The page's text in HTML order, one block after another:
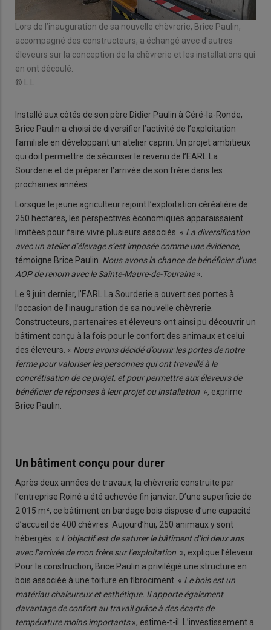
Lors de l’inauguration de sa nouvelle chèvrerie, Brice Paulin,
accompagné des constructeurs, a échangé avec d'autres
éleveurs sur la conception de la chèvrerie et les installations qui
en ont découlé.
© L.L
Installé aux côtés de son père Didier Paulin à Céré-la-Ronde,
Brice Paulin a choisi de diversifier l’activité de l’exploitation
familiale en développant un atelier caprin. Un projet ambitieux
qui doit permettre de sécuriser le revenu de l’EARL La
Sourderie et de préparer l’arrivée de son frère dans les
prochaines années.
Lorsque le jeune agriculteur rejoint l’exploitation céréalière de
250 hectares, les perspectives économiques apparaissaient
limitées pour faire vivre plusieurs associés. « La diversification
avec un atelier d’élevage s’est imposée comme une évidence,
témoigne Brice Paulin. Nous avons la chance de bénéficier d’une
AOP de renom avec le Sainte-Maure-de-Touraine».
Le 9 juin dernier, l’EARL La Sourderie a ouvert ses portes à
l’occasion de l’inauguration de sa nouvelle chèvrerie.
Constructeurs, partenaires et éleveurs ont ainsi pu découvrir un
bâtiment conçu à la fois pour le confort des animaux et celui
des éleveurs. « Nous avons décidé d’ouvrir les portes de notre
ferme pour valoriser les personnes qui ont travaillé à la
concrétisation de ce projet, et pour permettre aux éleveurs de
bénéficier de réponses à leur projet ou installation », exprime
Brice Paulin.
Un bâtiment conçu pour durer
Après deux années de travaux, la chèvrerie construite par
l’entreprise Roiné a été achevée fin janvier. D’une superficie de
2 015 m², ce bâtiment en bardage bois dispose d’une capacité
d’accueil de 400 chèvres. Aujourd’hui, 250 animaux y sont
hébergés. « L’objectif est de saturer le bâtiment d’ici deux ans
avec l’arrivée de mon frère sur l’exploitation », explique l’éleveur.
Pour la construction, Brice Paulin a privilégié une structure en
bois associée à une toiture en fibrociment. « Le bois est un
matériau chaleureux et esthétique. Il apporte également
davantage de confort au travail grâce à des écarts de
température moins importants», estime-t-il. L’investissement a